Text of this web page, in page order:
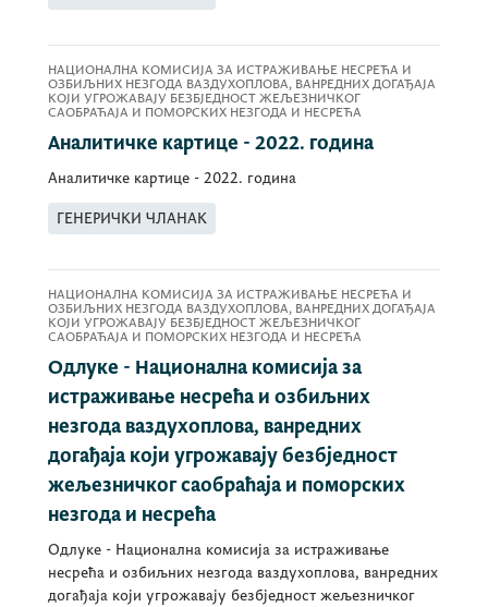
НАЦИОНАЛНА КОМИСИЈА ЗА ИСТРАЖИВАЊЕ НЕСРЕЋА И
ОЗБИЉНИХ НЕЗГОДА ВАЗДУХОПЛОВА, ВАНРЕДНИХ ДОГАЂАЈА
КОЈИ УГРОЖАВАЈУ БЕЗБЈЕДНОСТ ЖЕЉЕЗНИЧКОГ
САОБРАЋАЈА И ПОМОРСКИХ НЕЗГОДА И НЕСРЕЋА
Аналитичке картице - 2022. година
Аналитичке картице - 2022. година
ГЕНЕРИЧКИ ЧЛАНАК
НАЦИОНАЛНА КОМИСИЈА ЗА ИСТРАЖИВАЊЕ НЕСРЕЋА И
ОЗБИЉНИХ НЕЗГОДА ВАЗДУХОПЛОВА, ВАНРЕДНИХ ДОГАЂАЈА
КОЈИ УГРОЖАВАЈУ БЕЗБЈЕДНОСТ ЖЕЉЕЗНИЧКОГ
САОБРАЋАЈА И ПОМОРСКИХ НЕЗГОДА И НЕСРЕЋА
Одлуке - Национална комисија за
истраживање несрећа и озбиљних
незгода ваздухоплова, ванредних
догађаја који угрожавају безбједност
жељезничког саобраћаја и поморских
незгода и несрећа
Одлуке - Национална комисија за истраживање
несрећа и озбиљних незгода ваздухоплова, ванредних
догађаја који угрожавају безбједност жељезничког